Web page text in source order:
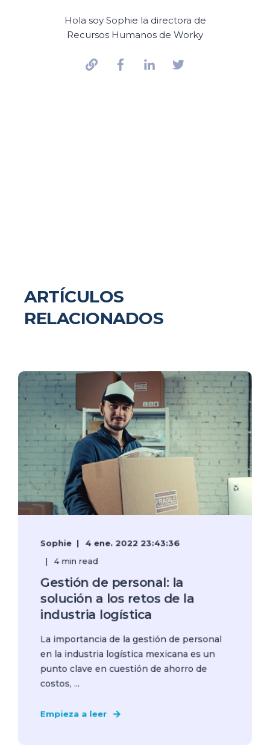
Hola soy Sophie la directora de
Recursos Humanos de Worky
ARTÍCULOS
RELACIONADOS
Sophie 4 ene. 2022 23:43:36
4 min read
Gestión de personal: la
solución a los retos de la
industria logística
La importancia de la gestión de personal
en la industria logística mexicana es un
punto clave en cuestión de ahorro de
costos, ...
Empieza a leer